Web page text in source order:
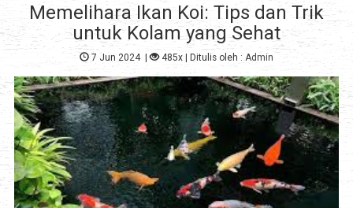
Memelihara Ikan Koi: Tips dan Trik
untuk Kolam yang Sehat
7 Jun 2024| 485x| Ditulis oleh : Admin